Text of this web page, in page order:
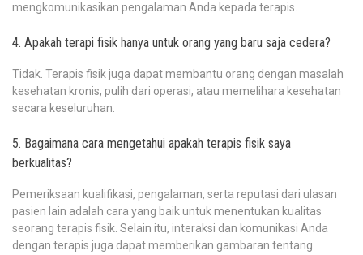
mengkomunikasikan pengalaman Anda kepada terapis.
4. Apakah terapi fisik hanya untuk orang yang baru saja cedera?
Tidak. Terapis fisik juga dapat membantu orang dengan masalah
kesehatan kronis, pulih dari operasi, atau memelihara kesehatan
secara keseluruhan.
5. Bagaimana cara mengetahui apakah terapis fisik saya
berkualitas?
Pemeriksaan kualifikasi, pengalaman, serta reputasi dari ulasan
pasien lain adalah cara yang baik untuk menentukan kualitas
seorang terapis fisik. Selain itu, interaksi dan komunikasi Anda
dengan terapis juga dapat memberikan gambaran tentang